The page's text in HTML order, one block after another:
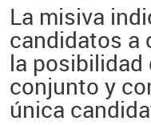
La misiva
candidatos a
la
conjunto y
única